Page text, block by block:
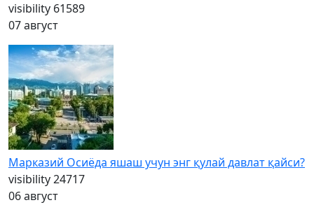
visibility 61589
07 август
Марказий Осиёда яшаш учун энг қулай давлат қайси?
visibility24717
06 август